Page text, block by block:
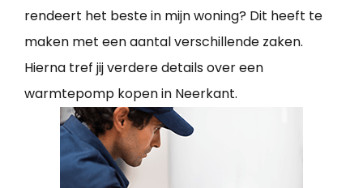
rendeert het beste in mijn woning? Dit heeft te
maken met een aantal verschillende zaken.
Hierna tref jij verdere details over een
warmtepomp kopen in Neerkant.